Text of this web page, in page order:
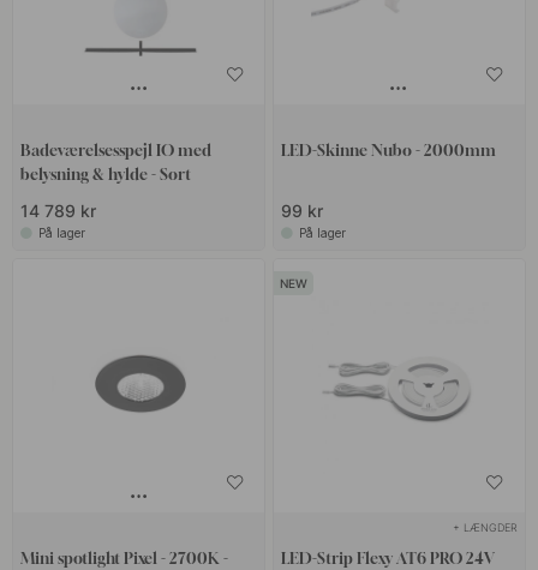
Badeværelsesspejl IO med
belysning & hylde - Sort
14 789 kr
På lager
LED-Skinne Nubo - 2000mm
99 kr
På lager
Mini spotlight Pixel - 2700K -
+ LÆNGDER
LED-Strip Flexy AT6 PRO 24V